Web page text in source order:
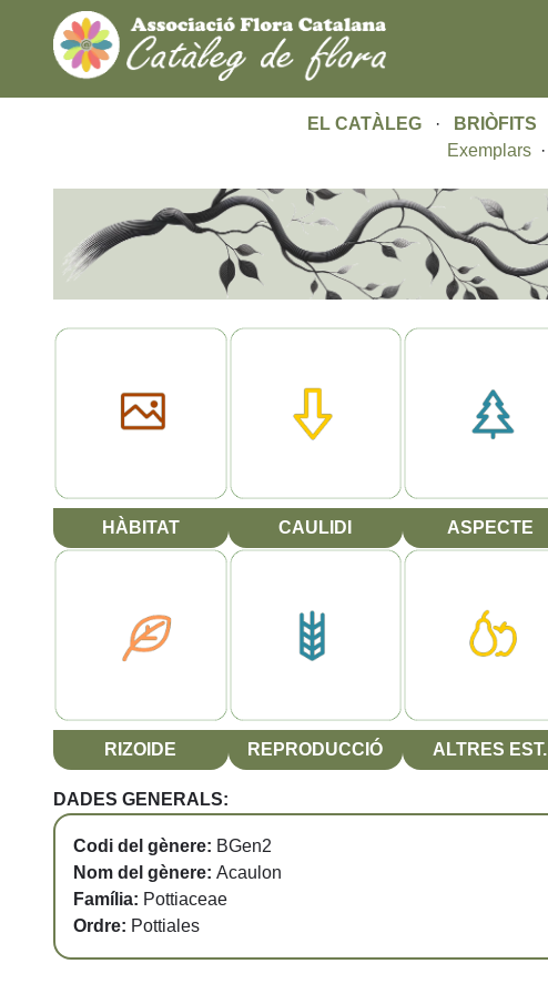
EL CATÀLEG· BRIÒFITS
Exemplars ·
HÀBITAT CAULIDI ASPECTE
RIZOIDE REPRODUCCIÓ ALTRES EST.
DADES GENERALS:
Codi del gènere: BGen2
Nom del gènere: Acaulon
Família: Pottiaceae
Ordre: Pottiales